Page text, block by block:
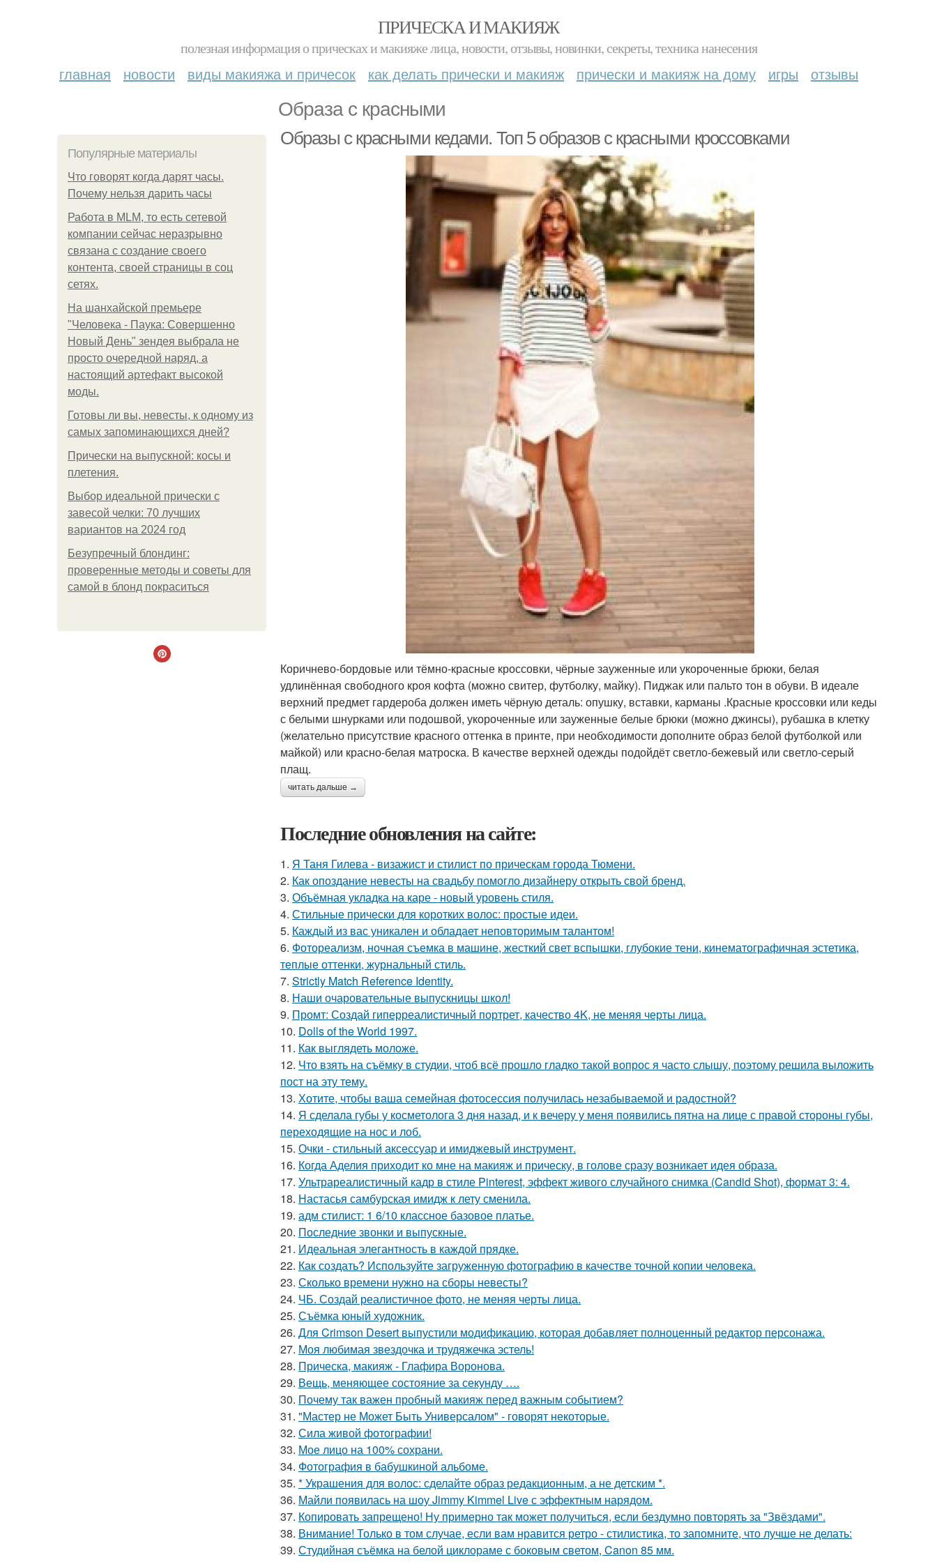
ПРИЧЕСКА И МАКИЯЖ
полезная информация о прическах и макияже лица, новости, отзывы, новинки, секреты, техника нанесения
главная новости виды макияжа и причесок как делать прически и макияж прически и макияж на дому игры отзывы
Образа с красными
Популярные материалы
Что говорят когда дарят часы.
Почему нельзя дарить часы
Работа в MLM, то есть сетевой
компании сейчас неразрывно
связана с создание своего
контента, своей страницы в соц
сетях.
На шанхайской премьере
"Человека - Паука: Совершенно
Новый День" зендея выбрала не
просто очередной наряд, а
настоящий артефакт высокой
моды.
Готовы ли вы, невесты, к одному из
самых запоминающихся дней?
Прически на выпускной: косы и
плетения.
Выбор идеальной прически с
завесой челки: 70 лучших
вариантов на 2024 год
Безупречный блондинг:
проверенные методы и советы для
самой в блонд покраситься
Образы с красными кедами. Топ 5 образов с красными кроссовками
Коричнево-бордовые или тёмно-красные кроссовки, чёрные зауженные или укороченные брюки, белая
удлинённая свободного кроя кофта (можно свитер, футболку, майку). Пиджак или пальто тон в обуви. В идеале
верхний предмет гардероба должен иметь чёрную деталь: опушку, вставки, карманы .Красные кроссовки или кеды
с белыми шнурками или подошвой, укороченные или зауженные белые брюки (можно джинсы), рубашка в клетку
(желательно присутствие красного оттенка в принте, при необходимости дополните образ белой футболкой или
майкой) или красно-белая матроска. В качестве верхней одежды подойдёт светло-бежевый или светло-серый
плащ.
читать дальше →
Последние обновления на сайте:
1. Я Таня Гилева - визажист и стилист по прическам города Тюмени.
2. Как опоздание невесты на свадьбу помогло дизайнеру открыть свой бренд.
3. Объёмная укладка на каре - новый уровень стиля.
4. Стильные прически для коротких волос: простые идеи.
5. Каждый из вас уникален и обладает неповторимым талантом!
6. Фотореализм, ночная съемка в машине, жесткий свет вспышки, глубокие тени, кинематографичная эстетика,
теплые оттенки, журнальный стиль.
7. Strictly Match Reference Identity.
8. Наши очаровательные выпускницы школ!
9. Промт: Создай гиперреалистичный портрет, качество 4K, не меняя черты лица.
10. Dolls of the World 1997.
11. Как выглядеть моложе.
12. Что взять на съёмку в студии, чтоб всё прошло гладко такой вопрос я часто слышу, поэтому решила выложить
пост на эту тему.
13. Хотите, чтобы ваша семейная фотосессия получилась незабываемой и радостной?
14. Я сделала губы у косметолога 3 дня назад, и к вечеру у меня появились пятна на лице с правой стороны губы,
переходящие на нос и лоб.
15. Очки - стильный аксессуар и имиджевый инструмент.
16. Когда Аделия приходит ко мне на макияж и прическу, в голове сразу возникает идея образа.
17. Ультрареалистичный кадр в стиле Pinterest, эффект живого случайного снимка (Candid Shot), формат 3: 4.
18. Настасья самбурская имидж к лету сменила.
19. адм стилист: 1 6/10 классное базовое платье.
20. Последние звонки и выпускные.
21. Идеальная элегантность в каждой прядке.
22. Как создать? Используйте загруженную фотографию в качестве точной копии человека.
23. Сколько времени нужно на сборы невесты?
24. ЧБ. Создай реалистичное фото, не меняя черты лица.
25. Съёмка юный художник.
26. Для Crimson Desert выпустили модификацию, которая добавляет полноценный редактор персонажа.
27. Моя любимая звездочка и трудяжечка эстель!
28. Прическа, макияж - Глафира Воронова.
29. Вещь, меняющее состояние за секунду ….
30. Почему так важен пробный макияж перед важным событием?
31. "Мастер не Может Быть Универсалом" - говорят некоторые.
32. Сила живой фотографии!
33. Мое лицо на 100% сохрани.
34. Фотография в бабушкиной альбоме.
35. * Украшения для волос: сделайте образ редакционным, а не детским *.
36. Майли появилась на шоу Jimmy Kimmel Live с эффектным нарядом.
37. Копировать запрещено! Ну примерно так может получиться, если бездумно повторять за "Звёздами".
38. Внимание! Только в том случае, если вам нравится ретро - стилистика, то запомните, что лучше не делать:
39. Студийная съёмка на белой циклораме с боковым светом, Canon 85 мм.